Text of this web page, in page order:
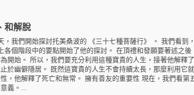
和解脫
，我們開始探討托美桑波的 《三十七種菩薩行》 。 我們看到
各個階段中的要點開始了他的探討。 在頂禮和發願要著述之後
開始。 所以，我們要充分利用這種寶貴的人生，接著他解釋
於幽僻隱居。 既然這寶貴的人生不會持續太長，那麼利用它
，他解釋了死亡和無常。 擁有善友的重要性 現在，我們看第
義。...